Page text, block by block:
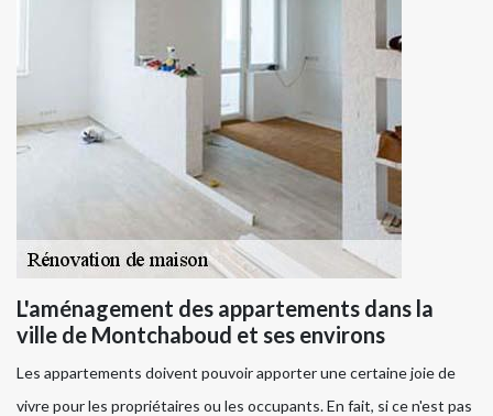
L'aménagement des appartements dans la
ville de Montchaboud et ses environs
Les appartements doivent pouvoir apporter une certaine joie de
vivre pour les propriétaires ou les occupants. En fait, si ce n'est pas